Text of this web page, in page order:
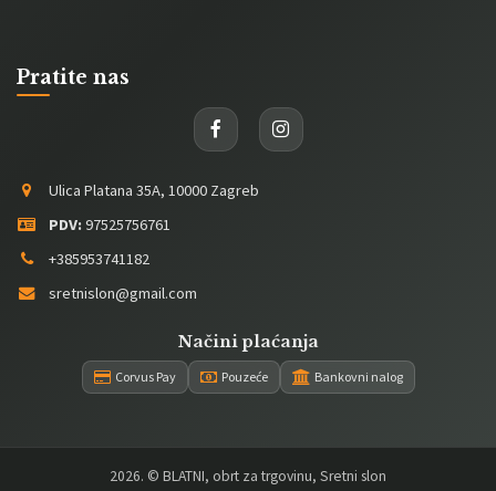
Pratite nas
Ulica Platana 35A, 10000 Zagreb
PDV: 97525756761
+385953741182
sretnislon@gmail.com
Načini plaćanja
Corvus Pay Pouzeće Bankovni nalog
2026. © BLATNI, obrt za trgovinu, Sretni slon